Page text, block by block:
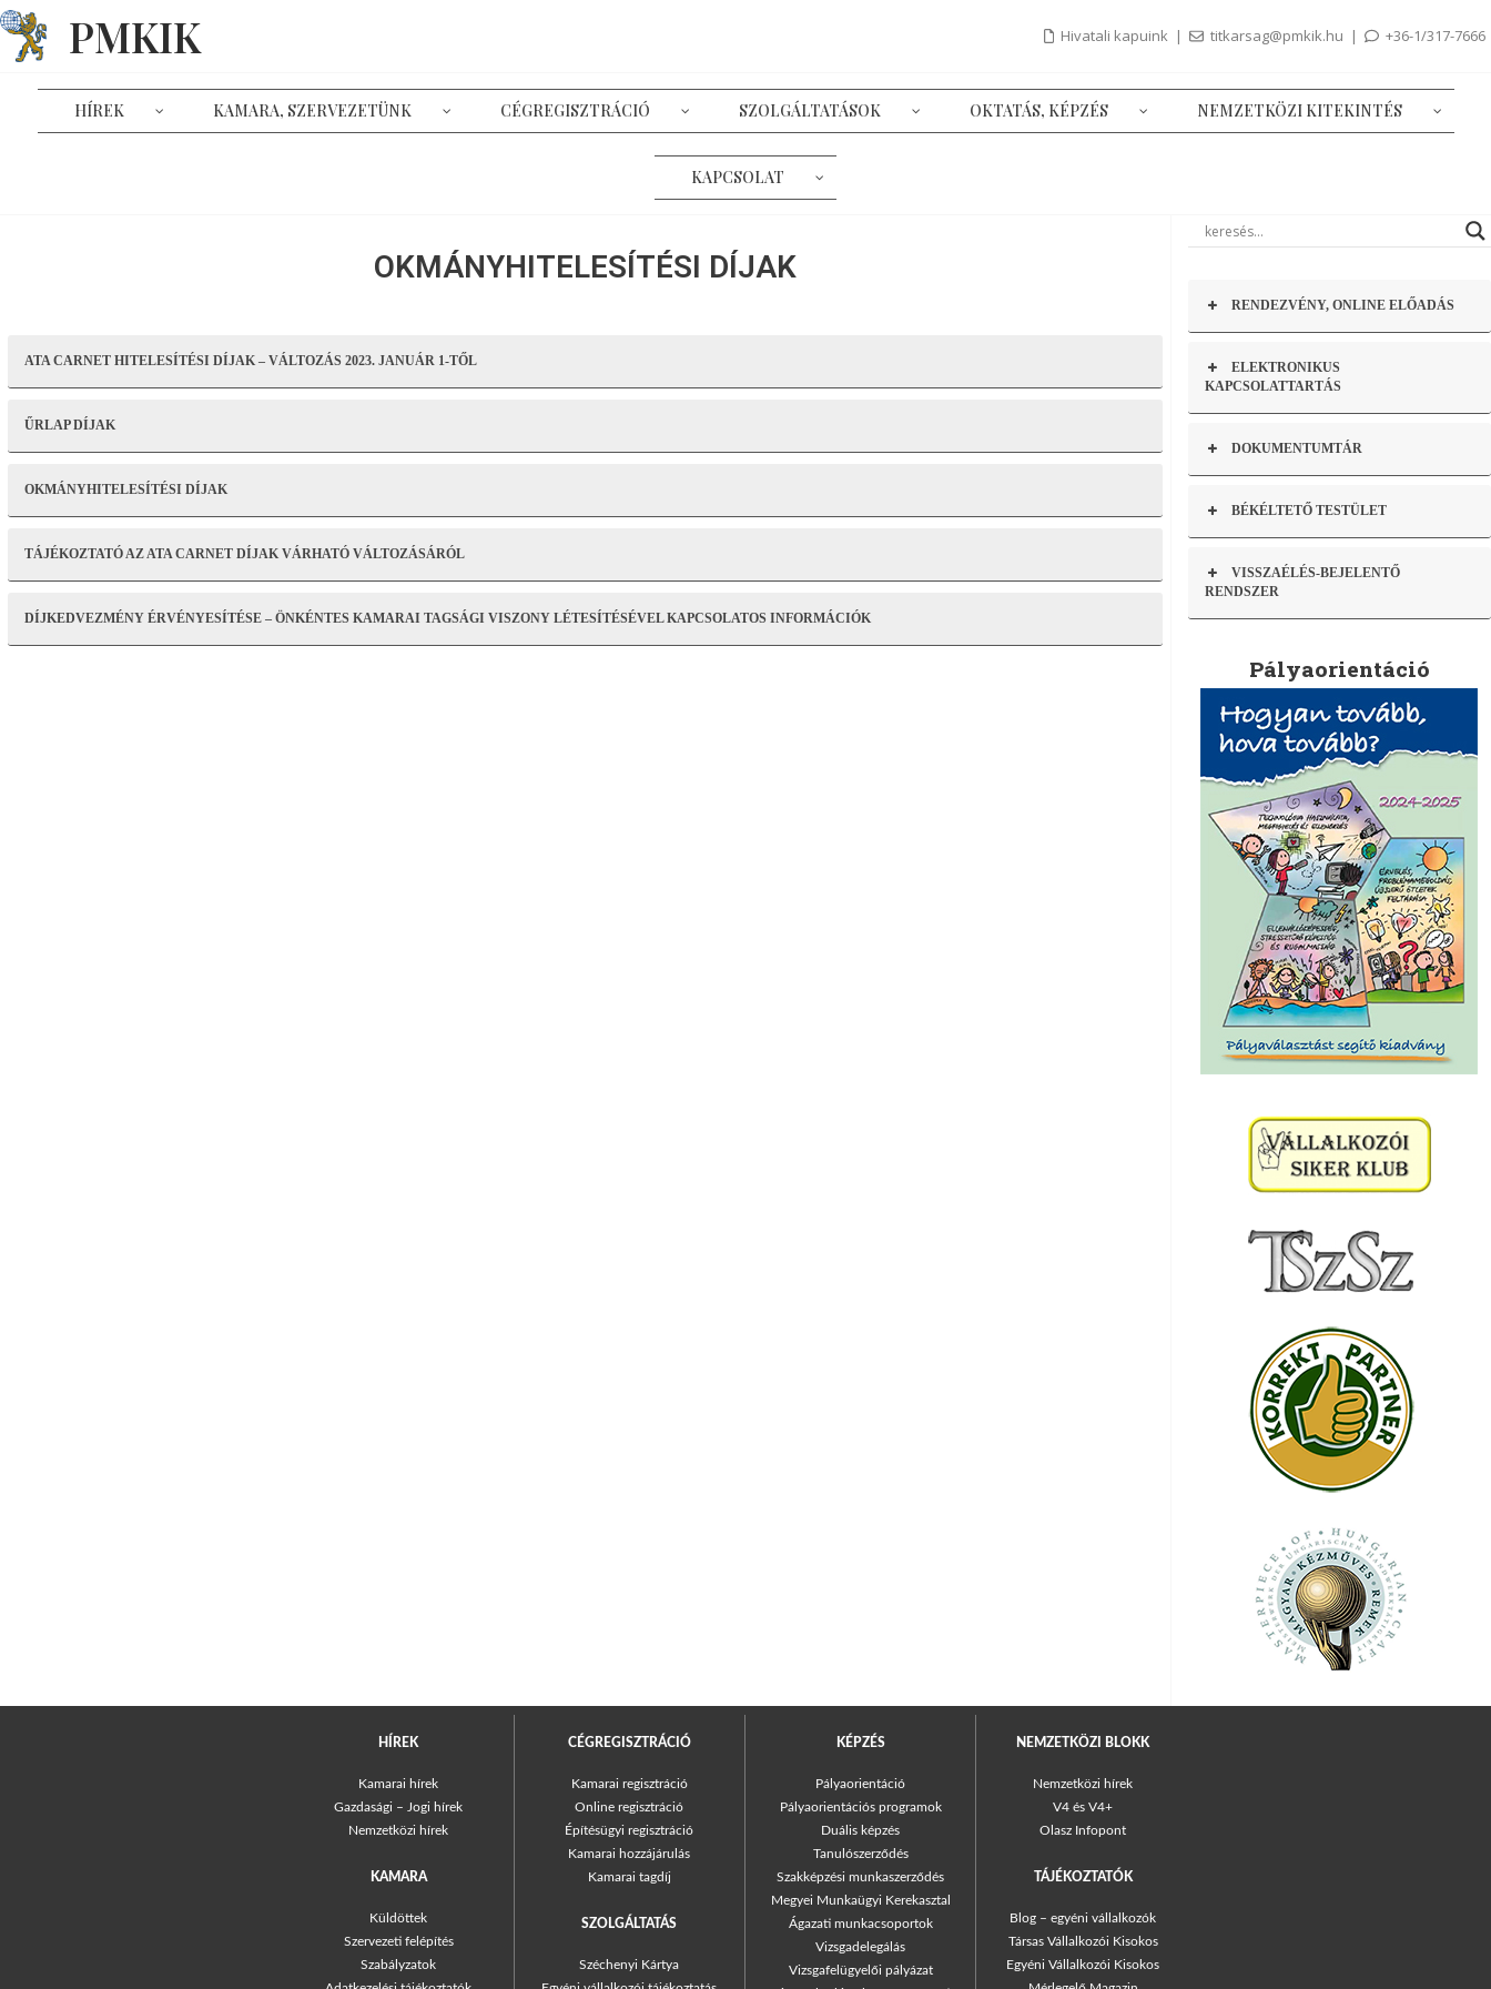
PMKIK Hivatali kapuink | titkarsag@pmkik.hu | +36-1/317-7666
HÍREK KAMARA, SZERVEZETÜNK CÉGREGISZTRÁCIÓ SZOLGÁLTATÁSOK OKTATÁS, KÉPZÉS NEMZETKÖZI KITEKINTÉS
KAPCSOLAT
OKMÁNYHITELESÍTÉSI DÍJAK
ATA CARNET HITELESÍTÉSI DÍJAK – VÁLTOZÁS 2023. JANUÁR 1-TŐL
ŰRLAP DÍJAK
OKMÁNYHITELESÍTÉSI DÍJAK
TÁJÉKOZTATÓ AZ ATA CARNET DÍJAK VÁRHATÓ VÁLTOZÁSÁRÓL
DÍJKEDVEZMÉNY ÉRVÉNYESÍTÉSE – ÖNKÉNTES KAMARAI TAGSÁGI VISZONY LÉTESÍTÉSÉVEL KAPCSOLATOS INFORMÁCIÓK
RENDEZVÉNY, ONLINE ELŐADÁS
ELEKTRONIKUS
KAPCSOLATTARTÁS
DOKUMENTUMTÁR
BÉKÉLTETŐ TESTÜLET
VISSZAÉLÉS-BEJELENTŐ
RENDSZER
Pályaorientáció
HÍREK
Kamarai hírek
Gazdasági – Jogi hírek
Nemzetközi hírek
KAMARA
Küldöttek
Szervezeti felépítés
Szabályzatok
CÉGREGISZTRÁCIÓ
Kamarai regisztráció
Online regisztráció
Építésügyi regisztráció
Kamarai hozzájárulás
Kamarai tagdíj
SZOLGÁLTATÁS
Széchenyi Kártya
KÉPZÉS
Pályaorientáció
Pályaorientációs programok
Duális képzés
Tanulószerződés
Szakképzési munkaszerződés
Megyei Munkaügyi Kerekasztal
Ágazati munkacsoportok
Vizsgadelegálás
Vizsgafelügyelői pályázat
NEMZETKÖZI BLOKK
Nemzetközi hírek
V4 és V4+
Olasz Infopont
TÁJÉKOZTATÓK
Blog – egyéni vállalkozók
Társas Vállalkozói Kisokos
Egyéni Vállalkozói Kisokos